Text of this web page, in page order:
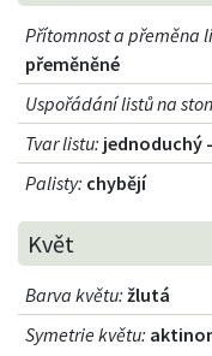
Přítomnost a přeměna
přeměněné
Uspořádání listů na
Tvar listu: jednoduchý
Palisty: chybějí
Květ
Barva květu: žlutá
Symetrie květu: